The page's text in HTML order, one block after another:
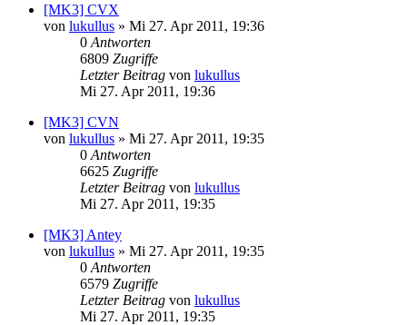
[MK3] CVX
von lukullus » Mi 27. Apr 2011, 19:36
0 Antworten
6809 Zugriffe
Letzter Beitrag von lukullus
Mi 27. Apr 2011, 19:36
[MK3] CVN
von lukullus » Mi 27. Apr 2011, 19:35
0 Antworten
6625 Zugriffe
Letzter Beitrag von lukullus
Mi 27. Apr 2011, 19:35
[MK3] Antey
von lukullus » Mi 27. Apr 2011, 19:35
0 Antworten
6579 Zugriffe
Letzter Beitrag von lukullus
Mi 27. Apr 2011, 19:35